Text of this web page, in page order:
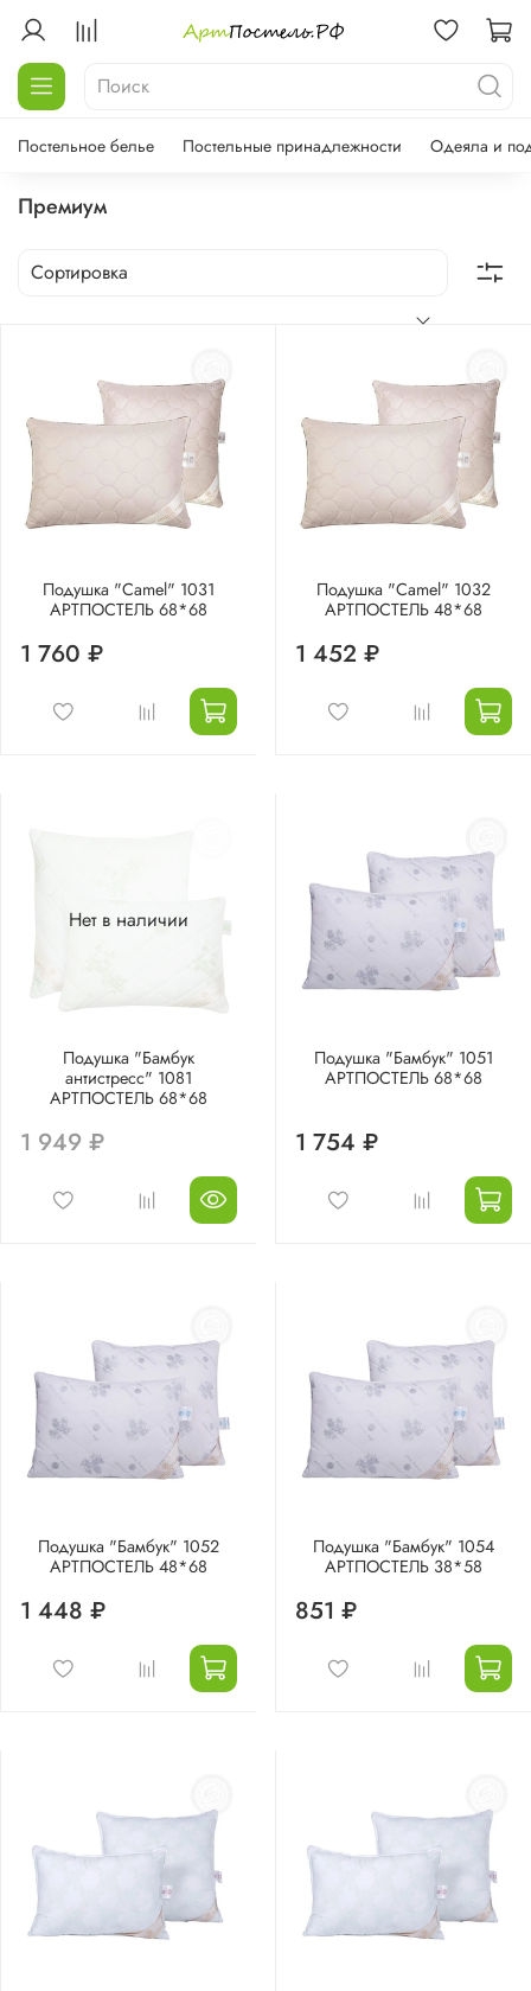
Постельное белье Постельные принадлежности Одеяла и
Премиум
Подушка "Camel" 1031
АРТПОСТЕЛЬ 68*68
1 760 ₽
Подушка "Camel" 1032
АРТПОСТЕЛЬ 48*68
1 452 ₽
Нет в наличии
Подушка "Бамбук
антистресс" 1081
АРТПОСТЕЛЬ 68*68
1 949 ₽
Подушка "Бамбук" 1051
АРТПОСТЕЛЬ 68*68
1 754 ₽
Подушка "Бамбук" 1052
АРТПОСТЕЛЬ 48*68
1 448 ₽
Подушка "Бамбук" 1054
АРТПОСТЕЛЬ 38*58
851 ₽